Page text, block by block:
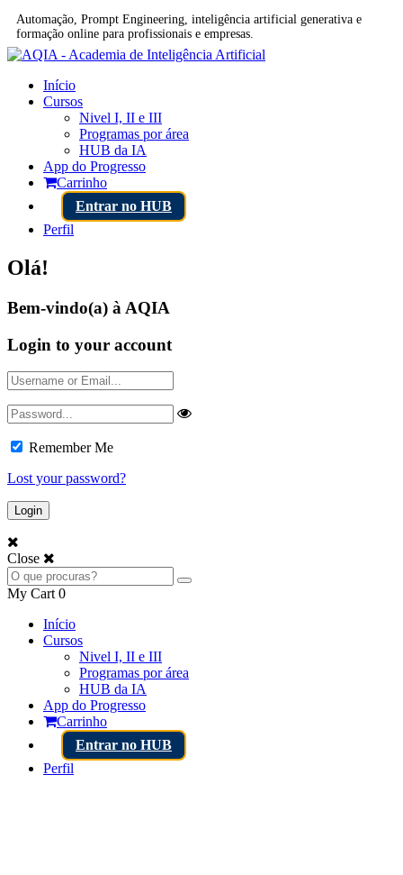
Automação, Prompt Engineering, inteligência artificial generativa e
formação online para profissionais e empresas.
Início
Cursos
Nivel I, II e III
Programas por área
HUB da IA
App do Progresso
Carrinho
Entrar no HUB
Perfil
Olá!
Bem-vindo(a) à AQIA
Login to your account
Remember Me
Lost your password?
Close
My Cart 0
Início
Cursos
Nivel I, II e III
Programas por área
HUB da IA
App do Progresso
Carrinho
Entrar no HUB
Perfil